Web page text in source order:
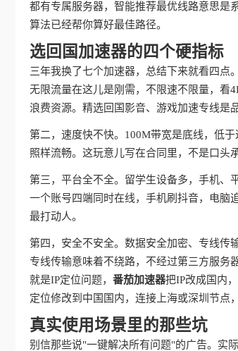
都有专属服务器，智能推荐最优线路意思是
算法已经帮你算好最佳路径。
选回国加速器的四个硬指标
三年我换了七个加速器，总结下来就看四点
无限流量在这儿是刚需，不限速不限量，看
浪费资源。精选回国影音、游戏加速专线是
第二，速度快不快。100M带宽是底线，低于
照样流畅。这玩意儿写在合同里，不是口头
第三，平台全不全。留学生设备多，手机、
一个账号四端同时在线，手机刷抖音，电脑
最打动人。
第四，安全不安全。数据安全加密、专线传
专线传输意味着不绕路，不经过第三方服务
就是IP定位问题， 番茄加速器把IP改成国内
定位修改到中国国内，连接上海或深圳节点
真实使用场景里的那些坑
别信那些说"一键解决所有问题"的广告。实